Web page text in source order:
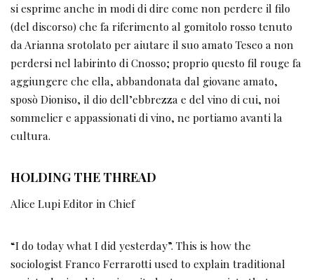
si esprime anche in modi di dire come non perdere il filo
(del discorso) che fa riferimento al gomitolo rosso tenuto
da Arianna srotolato per aiutare il suo amato Teseo a non
perdersi nel labirinto di Cnosso; proprio questo fil rouge fa
aggiungere che ella, abbandonata dal giovane amato,
sposò Dioniso, il dio dell’ebbrezza e del vino di cui, noi
sommelier e appassionati di vino, ne portiamo avanti la
cultura.
HOLDING THE THREAD
Alice Lupi Editor in Chief
“I do today what I did yesterday”. This is how the
sociologist Franco Ferrarotti used to explain traditional